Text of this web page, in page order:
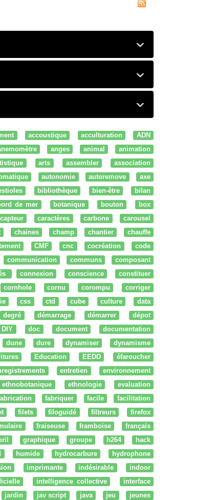
accoustique acculturation
ADN
anges animal
animation
arts assembler
association
autonomie autoremove
axe
bibliothèque bien-être
bilan
de mer botanique bouton
box
capteur caractères carbone
carousel
chaines champ chantier
chauffe
CMF cnc cocréation
code
communication communs
composant
connexion conscience
constituer
cornhole cornu corompu
corriger
css ctd cube culture
data
degré démarrage démarrer
dépot
DIY doc document
documentation
dune dure dynamiser
dynamisme
Education EEDD
éfaroucher
entretien
environnement
ethnobotanique ethnologie
evaluation
fabriquer facile
facilitation
filets filoguidé filtreurs
firefox
fraiseuse framboise
français
graphique groupe h264
hack
humide hydrocarbure
hydrophone
imprimante indésirable
indoor
intelligence collective
interface
jardin jav script java jeu
jeunes